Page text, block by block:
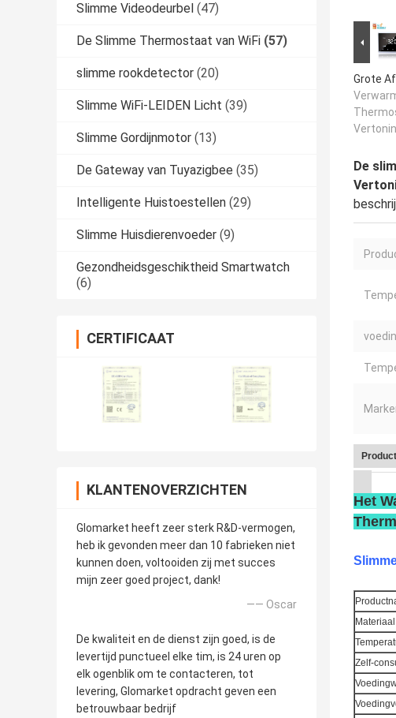
Slimme Videodeurbel (47)
De Slimme Thermostaat van WiFi (57)
slimme rookdetector (20)
Slimme WiFi-LEIDEN Licht (39)
Slimme Gordijnmotor (13)
De Gateway van Tuyazigbee (35)
Intelligente Huistoestellen (29)
Slimme Huisdierenvoeder (9)
Gezondheidsgeschiktheid Smartwatch
(6)
CERTIFICAAT
KLANTENOVERZICHTEN
Glomarket heeft zeer sterk R&D-vermogen,
heb ik gevonden meer dan 10 fabrieken niet
kunnen doen, voltooiden zij met succes
mijn zeer goed project, dank!
—— Oscar
De kwaliteit en de dienst zijn goed, is de
levertijd punctueel elke tim, is 24 uren op
elk ogenblik om te contacteren, tot
levering, Glomarket opdracht geven een
betrouwbaar bedrijf
Grote
De
Het
Materiaal
Zelf-